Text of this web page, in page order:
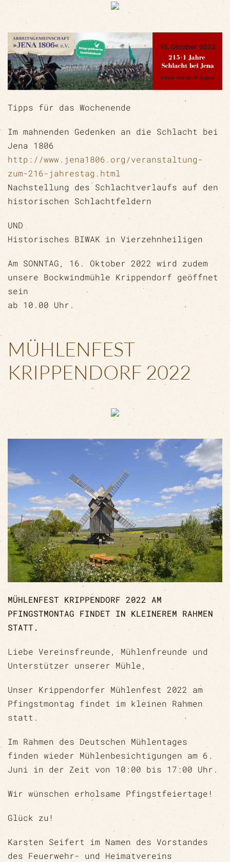
Tipps für das Wochenende
Im mahnenden Gedenken an die Schlacht bei
Jena 1806
http://www.jena1806.org/veranstaltung-
zum-216-jahrestag.html
Nachstellung des Schlachtverlaufs auf den
historischen Schlachtfeldern
UND
Historisches BIWAK in Vierzehnheiligen
Am SONNTAG, 16. Oktober 2022 wird zudem
unsere Bockwindmühle Krippendorf geöffnet
sein
ab 10.00 Uhr.
MÜHLENFEST
KRIPPENDORF 2022
MÜHLENFEST KRIPPENDORF 2022 AM
PFINGSTMONTAG FINDET IN KLEINEREM RAHMEN
STATT.
Liebe Vereinsfreunde, Mühlenfreunde und
Unterstützer unserer Mühle,
Unser Krippendorfer Mühlenfest 2022 am
Pfingstmontag findet im kleinen Rahmen
statt.
Im Rahmen des Deutschen Mühlentages
finden wieder Mühlenbesichtigungen am 6.
Juni in der Zeit von 10:00 bis 17:00 Uhr.
Wir wünschen erholsame Pfingstfeiertage!
Glück zu!
Karsten Seifert im Namen des Vorstandes
des Feuerwehr- und Heimatvereins